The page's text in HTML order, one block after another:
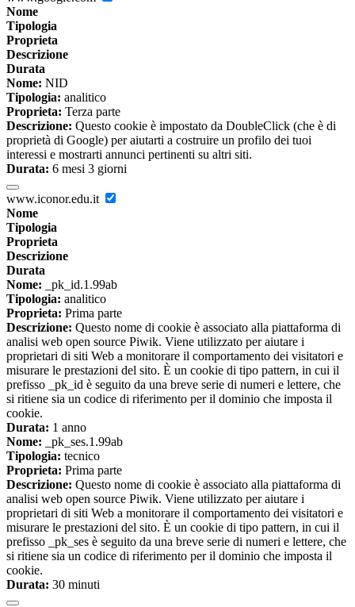
Nome
Tipologia
Proprieta
Descrizione
Durata
Nome: NID
Tipologia: analitico
Proprieta: Terza parte
Descrizione: Questo cookie è impostato da DoubleClick (che è di
proprietà di Google) per aiutarti a costruire un profilo dei tuoi
interessi e mostrarti annunci pertinenti su altri siti.
Durata: 6 mesi 3 giorni
www.iconor.edu.it
Nome
Tipologia
Proprieta
Descrizione
Durata
Nome: _pk_id.1.99ab
Tipologia: analitico
Proprieta: Prima parte
Descrizione: Questo nome di cookie è associato alla piattaforma di
analisi web open source Piwik. Viene utilizzato per aiutare i
proprietari di siti Web a monitorare il comportamento dei visitatori e
misurare le prestazioni del sito. È un cookie di tipo pattern, in cui il
prefisso _pk_id è seguito da una breve serie di numeri e lettere, che
si ritiene sia un codice di riferimento per il dominio che imposta il
cookie.
Durata: 1 anno
Nome: _pk_ses.1.99ab
Tipologia: tecnico
Proprieta: Prima parte
Descrizione: Questo nome di cookie è associato alla piattaforma di
analisi web open source Piwik. Viene utilizzato per aiutare i
proprietari di siti Web a monitorare il comportamento dei visitatori e
misurare le prestazioni del sito. È un cookie di tipo pattern, in cui il
prefisso _pk_ses è seguito da una breve serie di numeri e lettere, che
si ritiene sia un codice di riferimento per il dominio che imposta il
cookie.
Durata: 30 minuti